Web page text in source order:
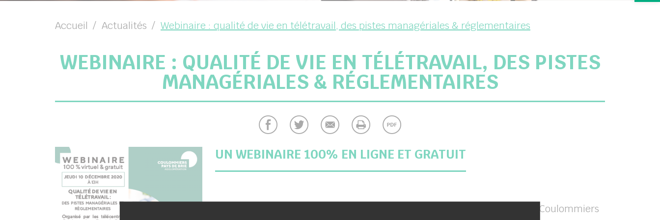
Accueil Actualités Webinaire : qualité de vie en télétravail, des pistes managériales & réglementaires
WEBINAIRE : QUALITÉ DE VIE EN TÉLÉTRAVAIL, DES PISTES
MANAGÉRIALES & RÉGLEMENTAIRES
UN WEBINAIRE 100% EN LIGNE ET GRATUIT
Jeudi 10 Décembre 2020 de 13h à 14h – Organisé par les télécentres de Coulommiers